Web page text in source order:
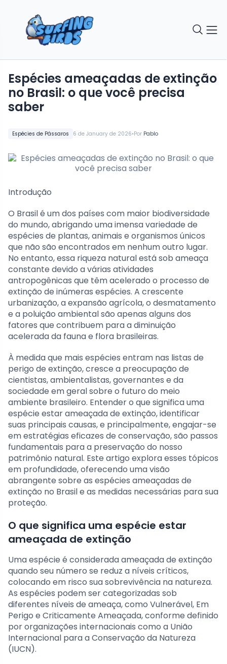
Espécies de Pássaros 6 de January de 2026•Por Pablo
Espécies ameaçadas de extinção
no Brasil: o que você precisa
saber
Introdução
O Brasil é um dos países com maior biodiversidade
do mundo, abrigando uma imensa variedade de
espécies de plantas, animais e organismos únicos
que não são encontrados em nenhum outro lugar.
No entanto, essa riqueza natural está sob ameaça
constante devido a várias atividades
antropogênicas que têm acelerado o processo de
extinção de inúmeras espécies. A crescente
urbanização, a expansão agrícola, o desmatamento
e a poluição ambiental são apenas alguns dos
fatores que contribuem para a diminuição
acelerada da fauna e flora brasileiras.
À medida que mais espécies entram nas listas de
perigo de extinção, cresce a preocupação de
cientistas, ambientalistas, governantes e da
sociedade em geral sobre o futuro do meio
ambiente brasileiro. Entender o que significa uma
espécie estar ameaçada de extinção, identificar
suas principais causas, e principalmente, engajar-se
em estratégias eficazes de conservação, são passos
fundamentais para a preservação do nosso
patrimônio natural. Este artigo explora esses tópicos
em profundidade, oferecendo uma visão
abrangente sobre as espécies ameaçadas de
extinção no Brasil e as medidas necessárias para sua
proteção.
O que significa uma espécie estar
ameaçada de extinção
Uma espécie é considerada ameaçada de extinção
quando seu número se reduz a níveis críticos,
colocando em risco sua sobrevivência na natureza.
As espécies podem ser categorizadas sob
diferentes níveis de ameaça, como Vulnerável, Em
Perigo e Criticamente Ameaçada, conforme definido
por organizações internacionais como a União
Internacional para a Conservação da Natureza
(IUCN).